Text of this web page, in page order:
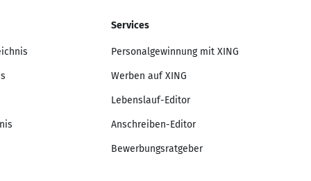
Services
Personalgewinnung mit XING
Werben auf XING
Lebenslauf-Editor
Anschreiben-Editor
Bewerbungsratgeber